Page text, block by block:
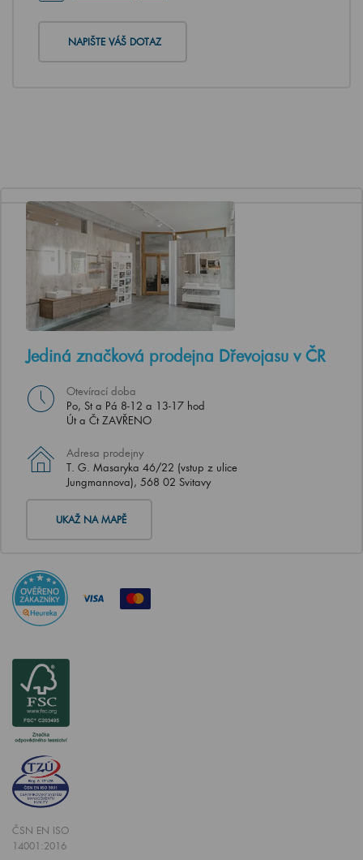
NAPIŠTE VÁŠ DOTAZ
Jediná značková prodejna Dřevojasu v ČR
Otevírací doba
Po, St a Pá 8-12 a 13-17 hod
Út a Čt ZAVŘENO
Adresa prodejny
T. G. Masaryka 46/22 (vstup z ulice
Jungmannova), 568 02 Svitavy
UKAŽ NA MAPĚ
ČSN EN ISO
14001:2016